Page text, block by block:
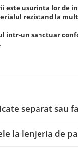
este usurinta lor de
rezistand la
intr-un sanctuar
separat sau
la lenjeria de